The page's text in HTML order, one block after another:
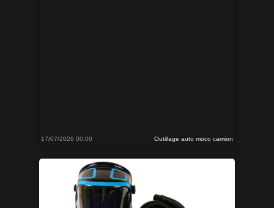
17/07/2026 00:00 Outillage auto moco camion